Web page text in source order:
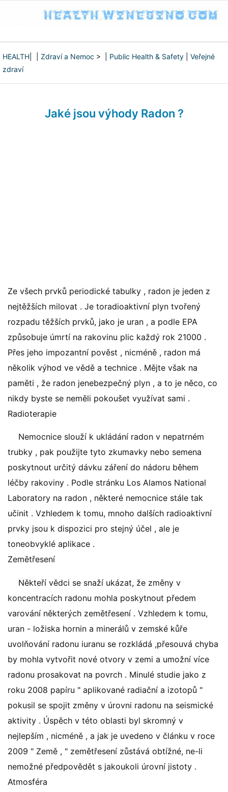
HEALTH Zdraví a Nemoc > | Public Health & Safety
Veřejné
zdraví
Jaké jsou výhody Radon ?
Ze všech prvků periodické tabulky , radon je jeden z
nejtěžších milovat . Je toradioaktivní plyn tvořený
rozpadu těžších prvků, jako je uran , a podle EPA
způsobuje úmrtí na rakovinu plic každý rok 21000 .
Přes jeho impozantní pověst , nicméně , radon má
několik výhod ve vědě a technice . Mějte však na
paměti , že radon jenebezpečný plyn , a to je něco, co
nikdy byste se neměli pokoušet využívat sami .
Radioterapie
Nemocnice slouží k ukládání radon v nepatrném
trubky , pak použijte tyto zkumavky nebo semena
poskytnout určitý dávku záření do nádoru během
léčby rakoviny . Podle stránku Los Alamos National
Laboratory na radon , některé nemocnice stále tak
učinit . Vzhledem k tomu, mnoho dalších radioaktivní
prvky jsou k dispozici pro stejný účel , ale je
toneobvyklé aplikace .
Zemětřesení
Někteří vědci se snaží ukázat, že změny v
koncentracích radonu mohla poskytnout předem
varování některých zemětřesení . Vzhledem k tomu,
uran - ložiska hornin a minerálů v zemské kůře
uvolňování radonu iuranu se rozkládá ,přesouvá chyba
by mohla vytvořit nové otvory v zemi a umožní více
radonu prosakovat na povrch . Minulé studie jako z
roku 2008 papíru " aplikované radiační a izotopů "
pokusil se spojit změny v úrovni radonu na seismické
aktivity . Úspěch v této oblasti byl skromný v
nejlepším , nicméně , a jak je uvedeno v článku v roce
2009 " Země , " zemětřesení zůstává obtížné, ne-li
nemožné předpovědět s jakoukoli úrovní jistoty .
Atmosféra